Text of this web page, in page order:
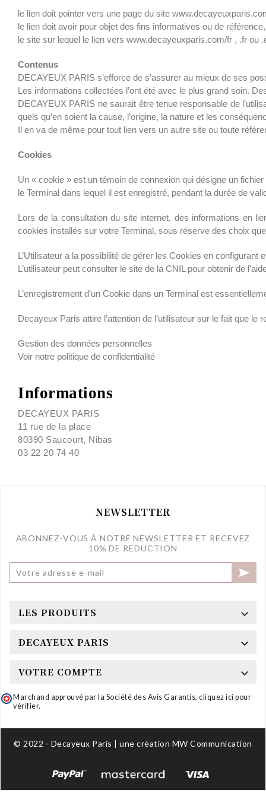
le lien doit pointer vers une page du site
le lien doit avoir pour objet des fins informatives ou de
le site sur lequel le lien vers www.decayeuxparis.com/fr , .fr ou
Contenus
DECAYEUX PARIS s’efforce de s’assurer au mieux de ses
Les informations collectées l’ont été avec le plus grand soin.
DECAYEUX PARIS ne saurait être tenue responsable de
quels qu’en soient la cause, l’origine, la nature et les
Il en va de même pour tout lien vers un autre site ou toute
Cookies
Un « cookie » est un témoin de connexion qui désigne un
le Terminal dans lequel il est enregistré, pendant la durée de
Lors de la consultation du site internet, des informations en
cookies installés sur votre Terminal, sous réserve des choix
L’Utilisateur a la possibilité de gérer les Cookies en configurant
L’utilisateur peut consulter le site de la CNIL pour obtenir de
L’enregistrement d’un Cookie dans un Terminal est
Decayeux Paris attire l’attention de l’utilisateur sur le fait que
Gestion des données personnelles
Voir notre politique de confidentialité
Informations
DECAYEUX PARIS
11 rue de la place
80390 Saucourt, Nibas
03 22 20 74 40
NEWSLETTER
ABONNEZ-VOUS À NOTRE NEWSLETTER ET RECEVEZ
10% DE REDUCTION

LES PRODUITS 
DECAYEUX PARIS 
VOTRE COMPTE 
Marchand approuvé par la Société des Avis Garantis, cliquez ici pour
vérifier.
© 2022 - Decayeux Paris | une création MW Communication